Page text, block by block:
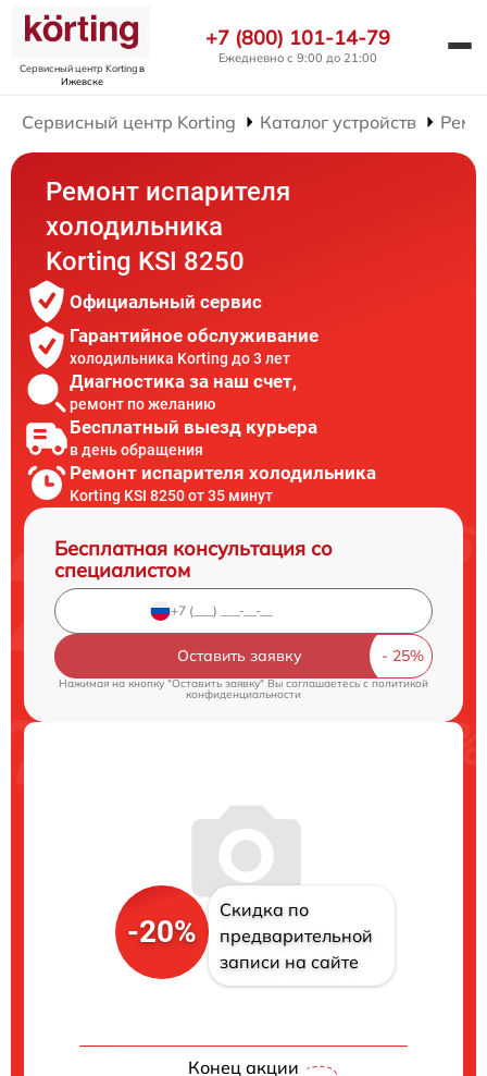
Сервисный центр Kortingв
Ижевске
+7 (800) 101-14-79
Ежедневно с 9:00 до 21:00
Сервисный центр Korting Каталог устройств
Ремонт испарителя
холодильника
Korting KSI 8250
Официальный сервис
Гарантийное обслуживание
холодильника Korting до 3 лет
Диагностика за наш счет,
ремонт по желанию
Бесплатный выезд курьера
в день обращения
Ремонт испарителя холодильника
Korting KSI 8250 от 35 минут
Бесплатная консультация со
специалистом
Оставить заявку
Нажимая на кнопку "Оставить заявку" Вы соглашаетесь cполитикой
конфиденциальности
-20%
Скидка по
предварительной
записи на сайте
Конец акции